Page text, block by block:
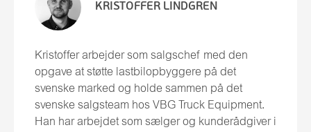
KRISTOFFER LINDGREN
Kristoffer arbejder som salgschef med den
opgave at støtte lastbilopbyggere på det
svenske marked og holde sammen på det
svenske salgsteam hos VBG Truck Equipment.
Han har arbejdet som sælger og kunderådgiver i